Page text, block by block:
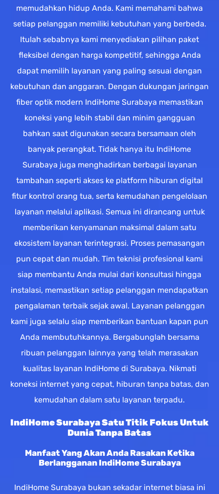
memudahkan hidup Anda. Kami memahami bahwa
setiap pelanggan memiliki kebutuhan yang berbeda.
Itulah sebabnya kami menyediakan pilihan paket
fleksibel dengan harga kompetitif, sehingga Anda
dapat memilih layanan yang paling sesuai dengan
kebutuhan dan anggaran. Dengan dukungan jaringan
fiber optik modern IndiHome Surabaya memastikan
koneksi yang lebih stabil dan minim gangguan
bahkan saat digunakan secara bersamaan oleh
banyak perangkat. Tidak hanya itu IndiHome
Surabaya juga menghadirkan berbagai layanan
tambahan seperti akses ke platform hiburan digital
fitur kontrol orang tua, serta kemudahan pengelolaan
layanan melalui aplikasi. Semua ini dirancang untuk
memberikan kenyamanan maksimal dalam satu
ekosistem layanan terintegrasi. Proses pemasangan
pun cepat dan mudah. Tim teknisi profesional kami
siap membantu Anda mulai dari konsultasi hingga
instalasi, memastikan setiap pelanggan mendapatkan
pengalaman terbaik sejak awal. Layanan pelanggan
kami juga selalu siap memberikan bantuan kapan pun
Anda membutuhkannya. Bergabunglah bersama
ribuan pelanggan lainnya yang telah merasakan
kualitas layanan IndiHome di Surabaya. Nikmati
koneksi internet yang cepat, hiburan tanpa batas, dan
kemudahan dalam satu layanan terpadu.
IndiHome Surabaya Satu Titik Fokus Untuk
Dunia Tanpa Batas
Manfaat Yang Akan Anda Rasakan Ketika
Berlangganan IndiHome Surabaya
IndiHome Surabaya bukan sekadar internet biasa ini